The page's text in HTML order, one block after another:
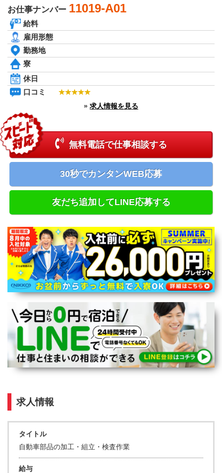
神奈川県
東北エリア
青森県
岩手県
秋田県
宮城県
山形県
福島県
北海道エリア
北海道
新潟県
富山県
石川県
福井県
長野県
山梨県
鳥取県
広島県
徳島県
香川県
愛媛県
高知県
九州エリア
福岡県
佐賀県
熊本県
大分県
宮崎県
沖縄エリア
沖縄県
社員口コミ
よくある質問
スタッフBLOG
お仕事相談予約
アクセス
ご相談・お問い合わせ
お仕事ナンバー 11019-A01
給料
雇用形態
勤務地
寮
休日
口コミ
» 求人情報を見る
無料電話で仕事相談する
30秒でカンタンWEB応募
友だち追加してLINE応募する
求人情報
タイトル
自動車部品の加工・組立・検査作業
給与